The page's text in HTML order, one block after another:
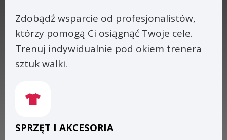
Zdobądź wsparcie od profesjonalistów,
którzy pomogą Ci osiągnąć Twoje cele.
Trenuj indywidualnie pod okiem trenera
sztuk walki.
SPRZĘT I AKCESORIA